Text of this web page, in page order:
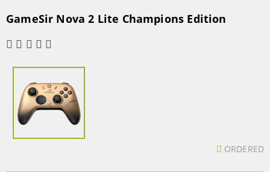
GameSir Nova 2 Lite Champions Edition
ORDERED